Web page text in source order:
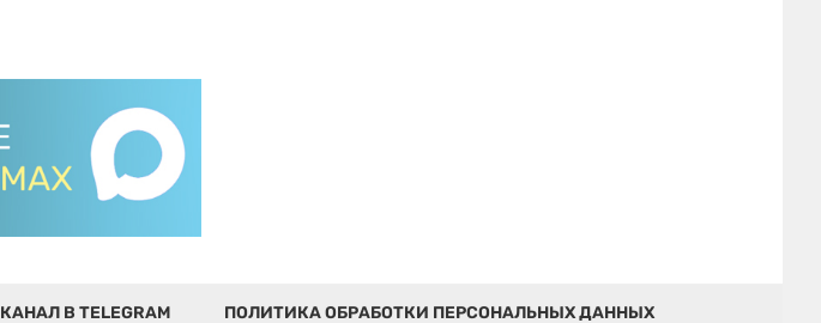
КАНАЛ В TELEGRAM ПОЛИТИКА ОБРАБОТКИ ПЕРСОНАЛЬНЫХ ДАННЫХ